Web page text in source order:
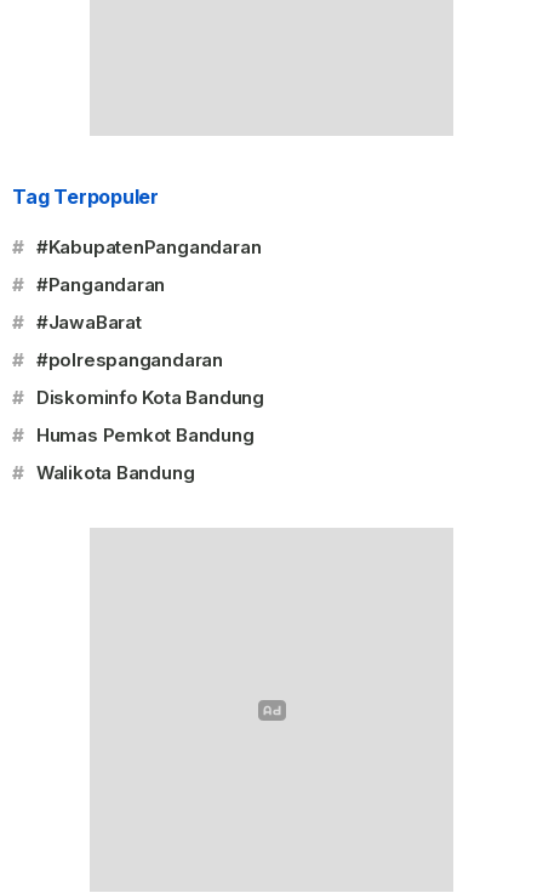
Tag Terpopuler
# #KabupatenPangandaran
# #Pangandaran
# #JawaBarat
# #polrespangandaran
# Diskominfo Kota Bandung
# Humas Pemkot Bandung
# Walikota Bandung